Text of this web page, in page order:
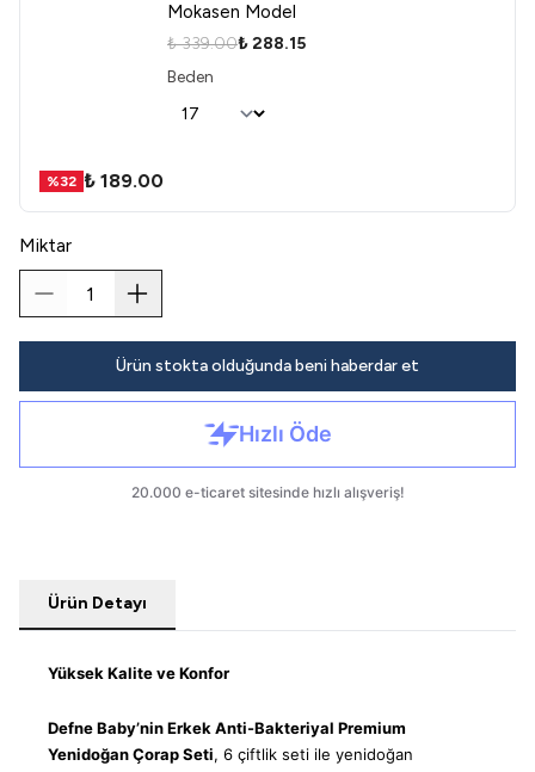
Mokasen Model
₺ 339.00₺ 288.15
Beden
%32 ₺ 189.00
Miktar
Ürün stokta olduğunda beni haberdar et
Ürün Detayı
Yüksek Kalite ve Konfor
Defne Baby’nin Erkek Anti-Bakteriyal Premium
Yenidoğan Çorap Seti, 6 çiftlik seti ile yenidoğan